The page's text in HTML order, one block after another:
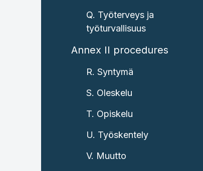
Q. Työterveys ja
työturvallisuus
Annex II procedures
R. Syntymä
S. Oleskelu
T. Opiskelu
U. Työskentely
V. Muutto